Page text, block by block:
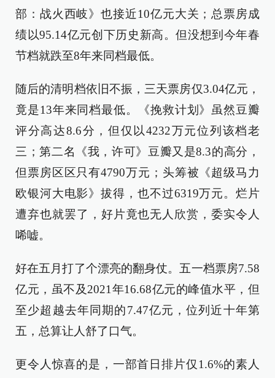
部：战火西岐》也接近10亿元大关；总票房成
绩以95.14亿元创下历史新高。但没想到今年春
节档就跌至8年来同档最低。
随后的清明档依旧不振，三天票房仅3.04亿元，
竟是13年来同档最低。《挽救计划》虽然豆瓣
评分高达8.6分，但仅以4232万元位列该档老
三；第二名《我，许可》豆瓣又是8.3的高分，
但票房区区只有4790万元；头筹被《超级马力
欧银河大电影》拔得，也不过6319万元。烂片
遭弃也就罢了，好片竟也无人欣赏，委实令人
唏嘘。
好在五月打了个漂亮的翻身仗。五一档票房7.58
亿元，虽不及2021年16.68亿元的峰值水平，但
至少超越去年同期的7.47亿元，位列近十年第
五，总算让人舒了口气。
更令人惊喜的是，一部首日排片仅1.6%的素人